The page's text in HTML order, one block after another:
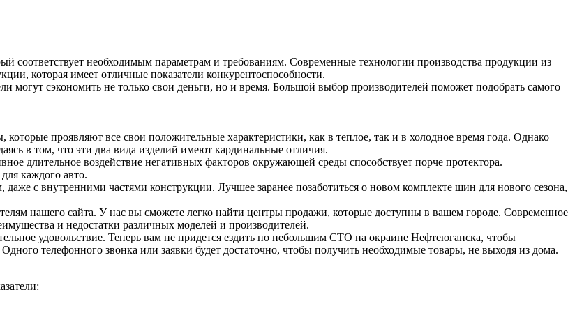
соответствует необходимым параметрам и требованиям. Современные технологии производства продукции из
которая имеет отличные показатели конкурентоспособности.
могут сэкономить не только свои деньги, но и время. Большой выбор производителей поможет подобрать самого
проявляют все свои положительные характеристики, как в теплое, так и в холодное время года. Однако
в том, что эти два вида изделий имеют кардинальные отличия.
длительное воздействие негативных факторов окружающей среды способствует порче протектора.
каждого авто.
с внутренними частями конструкции. Лучшее заранее позаботиться о новом комплекте шин для нового сезона,
нашего сайта. У нас вы сможете легко найти центры продажи, которые доступны в вашем городе. Современное
и недостатки различных моделей и производителей.
удовольствие. Теперь вам не придется ездить по небольшим СТО на окраине Нефтеюганска, чтобы
телефонного звонка или заявки будет достаточно, чтобы получить необходимые товары, не выходя из дома.